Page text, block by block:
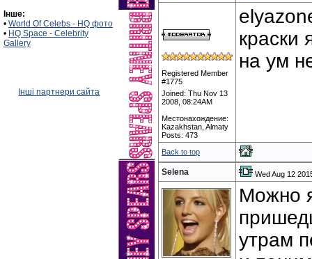
Інше:
• World Of Celebs - HQ фото
• HQ Space - Celebrity
Gallery
Інші партнери сайта
Registered Member
#1775
Joined: Thu Nov 13
2008, 08:24AM
Местонахождение:
Kazakhstan, Almaty
Posts: 473
краски
на ум
Back to top
Selena Wed Aug 12
Можно
утрам